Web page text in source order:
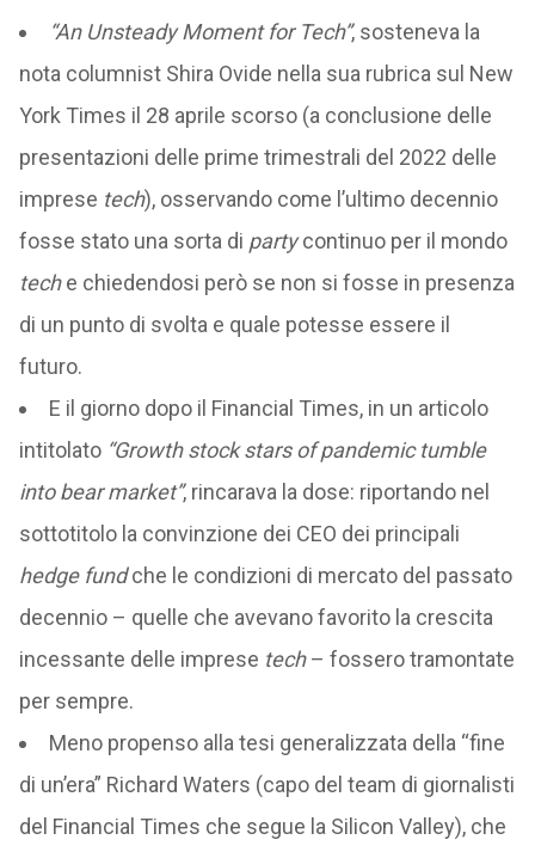
“An Unsteady Moment for Tech”, sosteneva la
nota columnist Shira Ovide nella sua rubrica sul New
York Times il 28 aprile scorso (a conclusione delle
presentazioni delle prime trimestrali del 2022 delle
imprese tech), osservando come l’ultimo decennio
fosse stato una sorta di partycontinuo per il mondo
teche chiedendosi però se non si fosse in presenza
di un punto di svolta e quale potesse essere il
futuro.
E il giorno dopo il Financial Times, in un articolo
intitolato “Growth stock stars of pandemic tumble
into bear market”, rincarava la dose: riportando nel
sottotitolo la convinzione dei CEO dei principali
hedge fundche le condizioni di mercato del passato
decennio – quelle che avevano favorito la crescita
incessante delle imprese tech– fossero tramontate
per sempre.
Meno propenso alla tesi generalizzata della “fine
di un’era” Richard Waters (capo del team di giornalisti
del Financial Times che segue la Silicon Valley), che